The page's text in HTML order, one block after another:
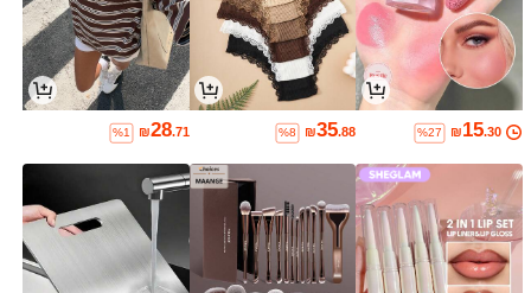
₪15.30
%27
₪35.88
%8
₪28.71
%1